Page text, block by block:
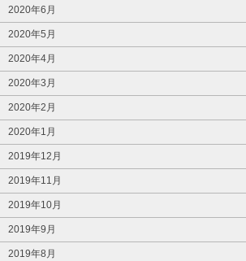
2020年6月
2020年5月
2020年4月
2020年3月
2020年2月
2020年1月
2019年12月
2019年11月
2019年10月
2019年9月
2019年8月